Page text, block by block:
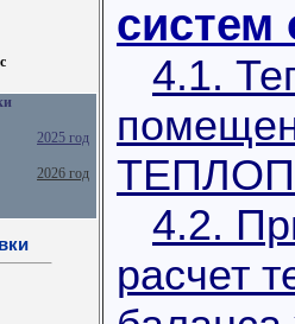
2025 год
2026 год
систем
4.1.
4.2.
расчет